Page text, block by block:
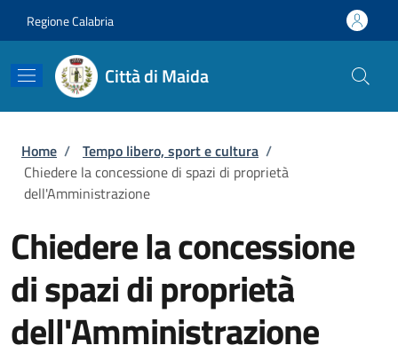
Regione Calabria
Città di Maida
Briciole di pane
Home / Tempo libero, sport e cultura /
Chiedere la concessione di spazi di proprietà
dell'Amministrazione
Chiedere la concessione
di spazi di proprietà
dell'Amministrazione